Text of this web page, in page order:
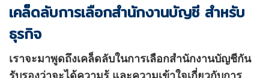
เคล็ดลับการเลือกสำนักงานบัญชี สำหรับ
ธุรกิจ
เราจะมาพูดถึงเคล็ดลับในการเลือกสำนักงานบัญชีกัน